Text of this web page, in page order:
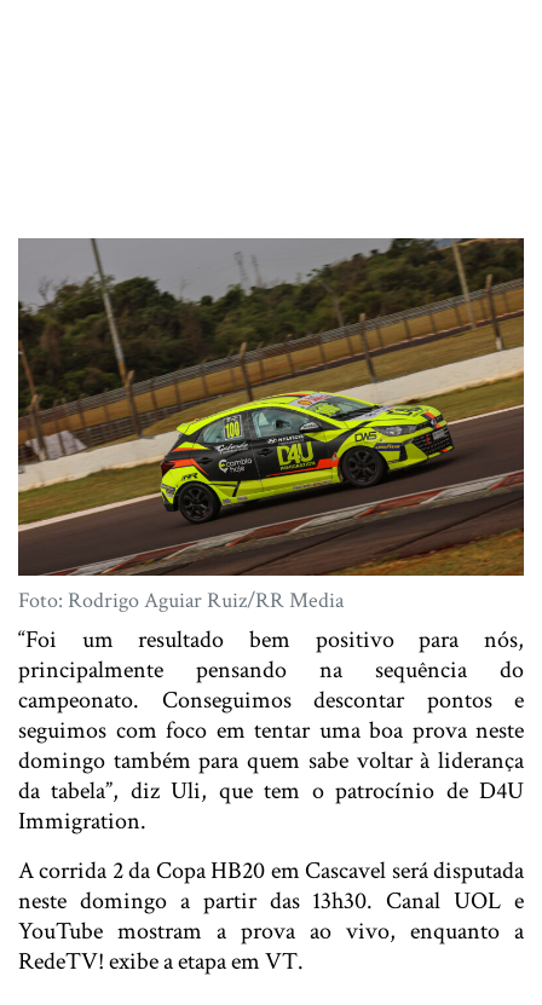
Foto: Rodrigo Aguiar Ruiz/RR Media
“Foi um resultado bem positivo para nós,
principalmente pensando na sequência do
campeonato. Conseguimos descontar pontos e
seguimos com foco em tentar uma boa prova neste
domingo também para quem sabe voltar à liderança
da tabela”, diz Uli, que tem o patrocínio de D4U
Immigration.
A corrida 2 da Copa HB20 em Cascavel será disputada
neste domingo a partir das 13h30. Canal UOL e
YouTube mostram a prova ao vivo, enquanto a
RedeTV! exibe a etapa em VT.